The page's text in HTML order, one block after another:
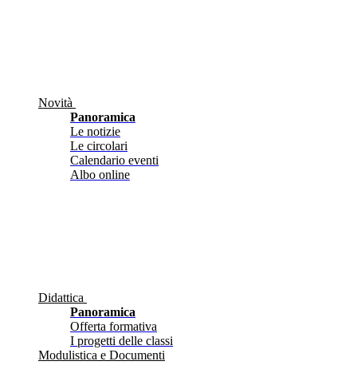
Novità
Panoramica
Le notizie
Le circolari
Calendario eventi
Albo online
Didattica
Panoramica
Offerta formativa
I progetti delle classi
Modulistica e Documenti